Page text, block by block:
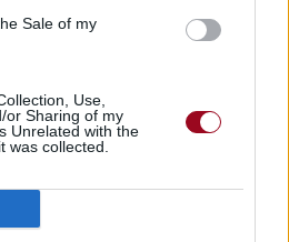
Sale of my
Use,
or Sharing of my
Unrelated with the
was collected.
«Au Fond D’ma